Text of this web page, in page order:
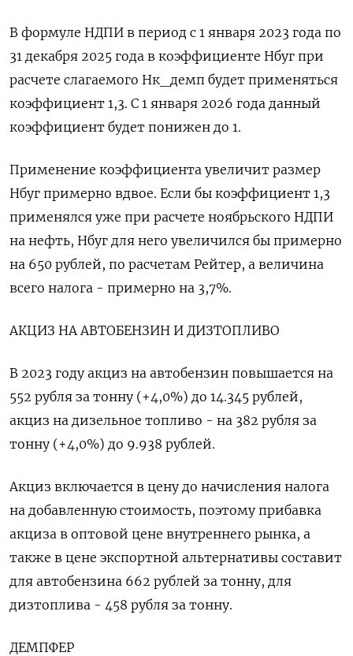
В формуле НДПИ в период с 1 января 2023 года по
31 декабря 2025 года в коэффициенте Нбуг при
расчете слагаемого Нк_демп будет применяться
коэффициент 1,3. С 1 января 2026 года данный
коэффициент будет понижен до 1.
Применение коэффициента увеличит размер
Нбуг примерно вдвое. Если бы коэффициент 1,3
применялся уже при расчете ноябрьского НДПИ
на нефть, Нбуг для него увеличился бы примерно
на 650 рублей, по расчетам Рейтер, а величина
всего налога - примерно на 3,7%.
АКЦИЗ НА АВТОБЕНЗИН И ДИЗТОПЛИВО
В 2023 году акциз на автобензин повышается на
552 рубля за тонну (+4,0%) до 14.345 рублей,
акциз на дизельное топливо - на 382 рубля за
тонну (+4,0%) до 9.938 рублей.
Акциз включается в цену до начисления налога
на добавленную стоимость, поэтому прибавка
акциза в оптовой цене внутреннего рынка, а
также в цене экспортной альтернативы составит
для автобензина 662 рублей за тонну, для
дизтоплива - 458 рубля за тонну.
ДЕМПФЕР